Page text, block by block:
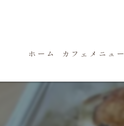
ホーム カフェメニュー